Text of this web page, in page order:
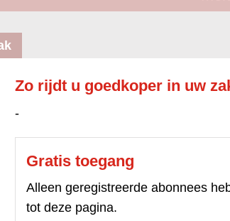
Zo rijdt u goedkoper in uw
-
Gratis toegang
Alleen geregistreerde abonnees
tot deze pagina.